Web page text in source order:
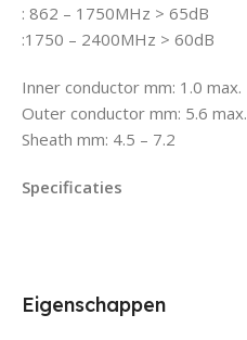
: 862 – 1750MHz > 65dB
:1750 – 2400MHz > 60dB
Inner conductor mm: 1.0 max.
Outer conductor mm: 5.6 max.
Sheath mm: 4.5 – 7.2
Specificaties
Eigenschappen